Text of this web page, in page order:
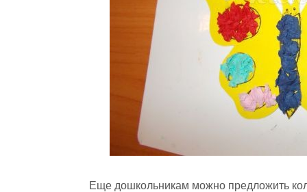
Еще дошкольникам можно предложить